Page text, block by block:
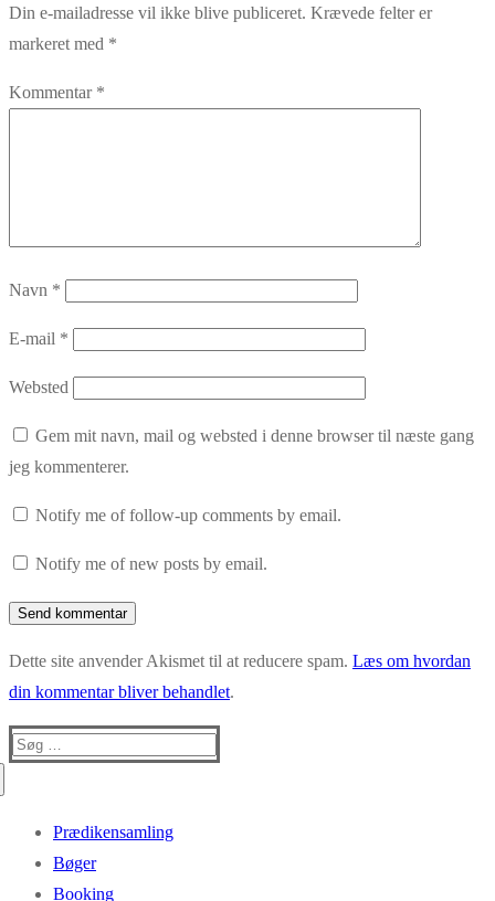
Din e-mailadresse vil ikke blive publiceret. Krævede felter er
markeret med *
Kommentar *
Navn *
E-mail *
Websted
Gem mit navn, mail og websted i denne browser til næste gang
jeg kommenterer.
Notify me of follow-up comments by email.
Notify me of new posts by email.
Dette site anvender Akismet til at reducere spam. Læs om hvordan
din kommentar bliver behandlet.
Søg
Prædikensamling
Bøger
Booking